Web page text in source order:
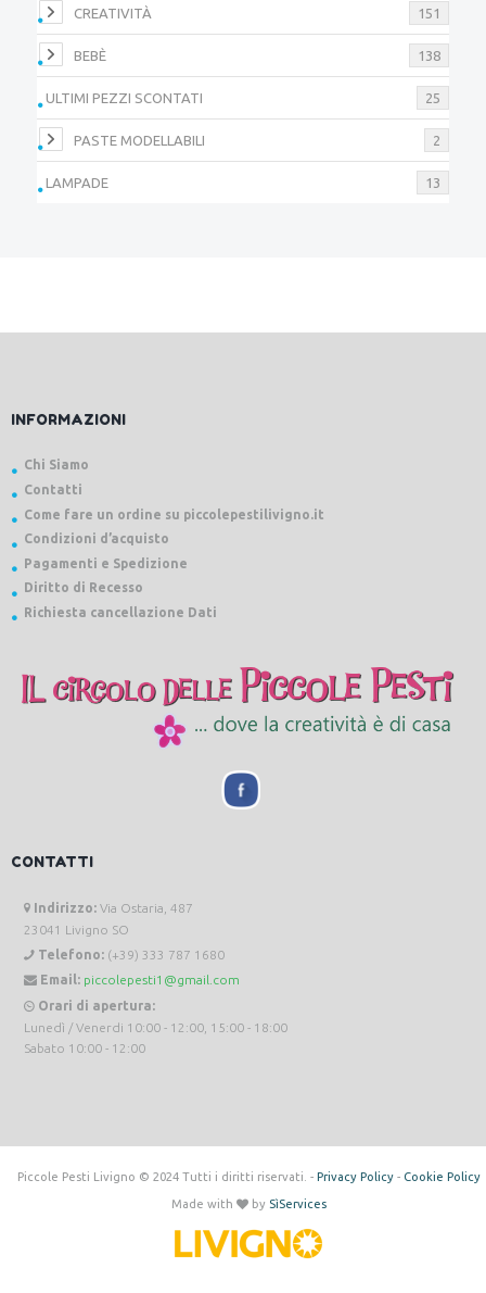
CREATIVITÀ 151
BEBÈ 138
ULTIMI PEZZI SCONTATI 25
PASTE MODELLABILI 2
LAMPADE 13
INFORMAZIONI
Chi Siamo
Contatti
Come fare un ordine su piccolepestilivigno.it
Condizioni d’acquisto
Pagamenti e Spedizione
Diritto di Recesso
Richiesta cancellazione Dati
CONTATTI
Indirizzo: Via Ostaria, 487
23041 Livigno SO
Telefono: (+39) 333 787 1680
Email: piccolepesti1@gmail.com
Orari di apertura:
Lunedì / Venerdi 10:00 - 12:00, 15:00 - 18:00
Sabato 10:00 - 12:00
Piccole Pesti Livigno © 2024 Tutti i diritti riservati. - Privacy Policy- Cookie Policy
Made with by SìServices